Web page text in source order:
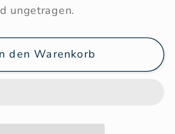
ungetragen.
den Warenkorb